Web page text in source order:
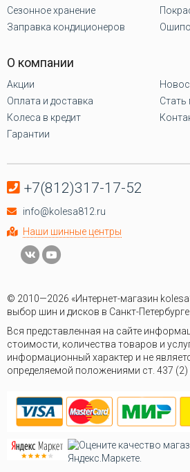
Сезонное хранение
Заправка кондиционеров
О компании
Акции
Оплата и доставка
Колеса в кредит
Гарантии
Стать
+7(812)317-17-52
info@kolesa812.ru
Наши шинные центры
© 2010—2026 «Интернет-магазин
выбор шин и дисков в Санкт-Петербурге
Вся представленная на сайте
стоимости, количества товаров и
информационный характер и не
определяемой положениями ст. 437 (2)